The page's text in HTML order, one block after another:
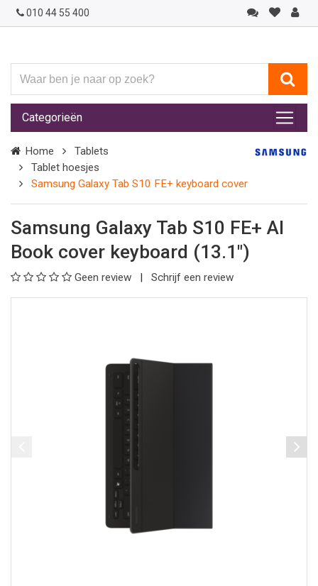
010 44 55 400
ben
je
naar
op
zoek?
Categorieën
Home
Tablets
Tablet hoesjes
Samsung Galaxy Tab S10 FE+ keyboard cover
Samsung Galaxy Tab S10 FE+ AI
Book cover keyboard (13.1")
Geen review Schrijf een review